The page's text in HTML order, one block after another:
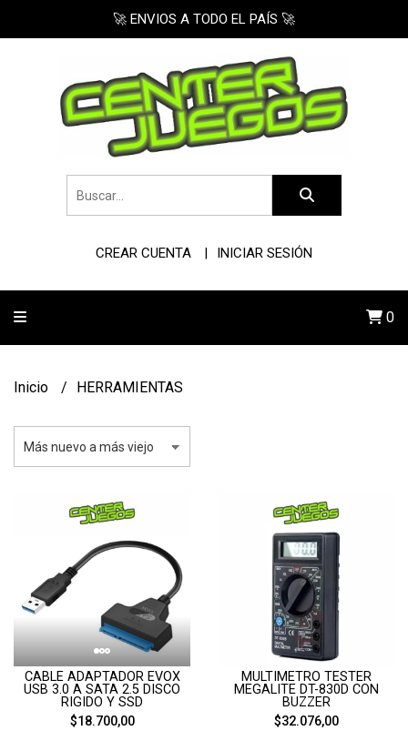
🚀 ENVIOS A TODO EL PAÍS 🚀
CREAR CUENTA INICIAR SESIÓN
0
Inicio HERRAMIENTAS
CABLE ADAPTADOR EVOX
USB 3.0 A SATA 2.5 DISCO
RIGIDO Y SSD
$18.700,00
MULTIMETRO TESTER
MEGALITE DT-830D CON
BUZZER
$32.076,00